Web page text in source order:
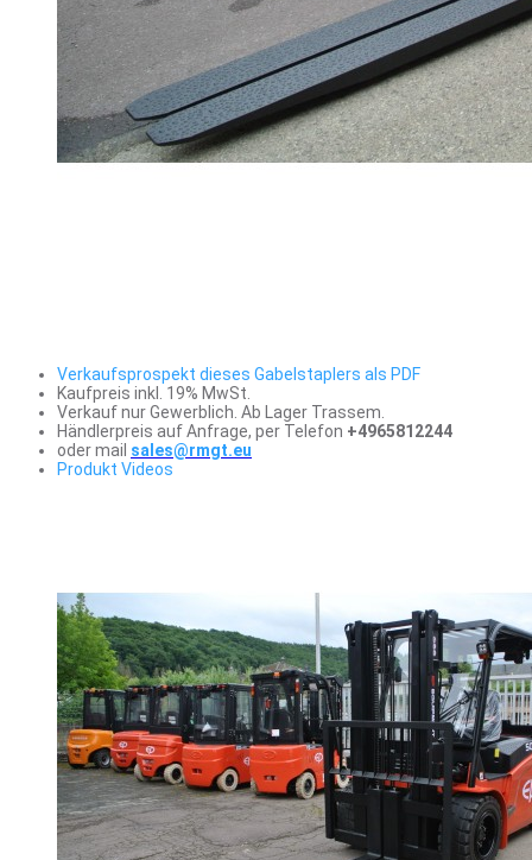
Verkaufsprospekt dieses Gabelstaplers als PDF
Kaufpreis inkl. 19% MwSt.
Verkauf nur Gewerblich. Ab Lager Trassem.
Händlerpreis auf Anfrage, per Telefon +4965812244
oder mail sales@rmgt.eu
Produkt Videos